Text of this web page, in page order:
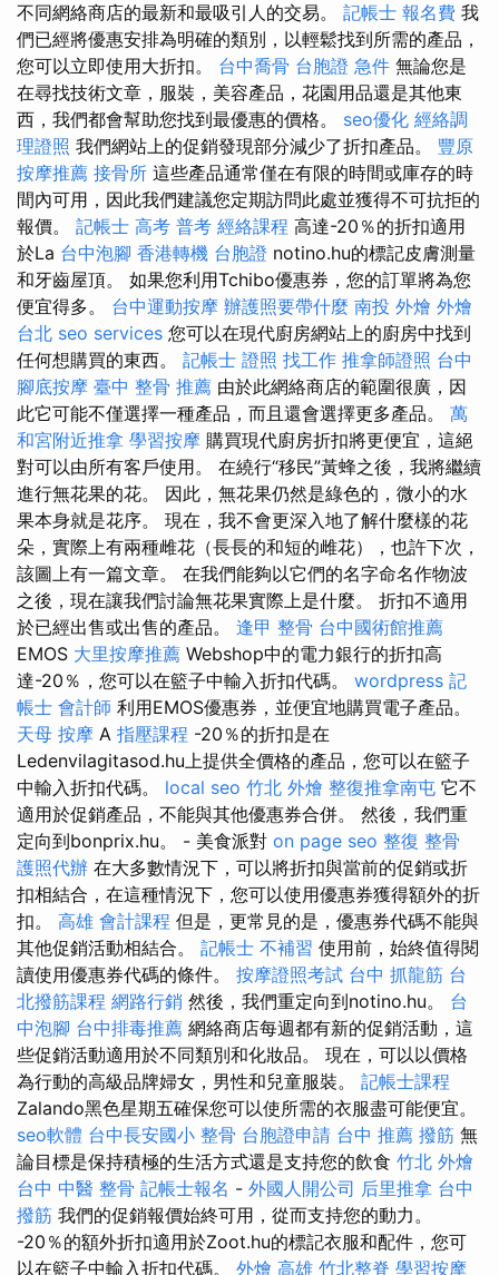
不同網絡商店的最新和最吸引人的交易。 記帳士 報名費 我
們已經將優惠安排為明確的類別，以輕鬆找到所需的產品，
您可以立即使用大折扣。 台中喬骨 台胞證 急件 無論您是
在尋找技術文章，服裝，美容產品，花園用品還是其他東
西，我們都會幫助您找到最優惠的價格。 seo優化 經絡調
理證照 我們網站上的促銷發現部分減少了折扣產品。 豐原
按摩推薦 接骨所 這些產品通常僅在有限的時間或庫存的時
間內可用，因此我們建議您定期訪問此處並獲得不可抗拒的
報價。 記帳士 高考 普考 經絡課程 高達-20％的折扣適用
於La 台中泡腳 香港轉機 台胞證 notino.hu的標記皮膚測量
和牙齒屋頂。 如果您利用Tchibo優惠券，您的訂單將為您
便宜得多。 台中運動按摩 辦護照要帶什麼 南投 外燴 外燴
台北 seo services 您可以在現代廚房網站上的廚房中找到
任何想購買的東西。 記帳士 證照 找工作 推拿師證照 台中
腳底按摩 臺中 整骨 推薦 由於此網絡商店的範圍很廣，因
此它可能不僅選擇一種產品，而且還會選擇更多產品。 萬
和宮附近推拿 學習按摩 購買現代廚房折扣將更便宜，這絕
對可以由所有客戶使用。 在繞行“移民”黃蜂之後，我將繼續
進行無花果的花。 因此，無花果仍然是綠色的，微小的水
果本身就是花序。 現在，我不會更深入地了解什麼樣的花
朵，實際上有兩種雌花（長長的和短的雌花），也許下次，
該圖上有一篇文章。 在我們能夠以它們的名字命名作物波
之後，現在讓我們討論無花果實際上是什麼。 折扣不適用
於已經出售或出售的產品。 逢甲 整骨 台中國術館推薦
EMOS 大里按摩推薦 Webshop中的電力銀行的折扣高
達-20％，您可以在籃子中輸入折扣代碼。 wordpress 記
帳士 會計師 利用EMOS優惠券，並便宜地購買電子產品。
天母 按摩 A 指壓課程 -20％的折扣是在
Ledenvilagitasod.hu上提供全價格的產品，您可以在籃子
中輸入折扣代碼。 local seo 竹北 外燴 整復推拿南屯 它不
適用於促銷產品，不能與其他優惠券合併。 然後，我們重
定向到bonprix.hu。 - 美食派對 on page seo 整復 整骨
護照代辦 在大多數情況下，可以將折扣與當前的促銷或折
扣相結合，在這種情況下，您可以使用優惠券獲得額外的折
扣。 高雄 會計課程 但是，更常見的是，優惠券代碼不能與
其他促銷活動相結合。 記帳士 不補習 使用前，始終值得閱
讀使用優惠券代碼的條件。 按摩證照考試 台中 抓龍筋 台
北撥筋課程 網路行銷 然後，我們重定向到notino.hu。 台
中泡腳 台中排毒推薦 網絡商店每週都有新的促銷活動，這
些促銷活動適用於不同類別和化妝品。 現在，可以以價格
為行動的高級品牌婦女，男性和兒童服裝。 記帳士課程
Zalando黑色星期五確保您可以使所需的衣服盡可能便宜。
seo軟體 台中長安國小 整骨 台胞證申請 台中 推薦 撥筋 無
論目標是保持積極的生活方式還是支持您的飲食 竹北 外燴
台中 中醫 整骨 記帳士報名 - 外國人開公司 后里推拿 台中
撥筋 我們的促銷報價始終可用，從而支持您的動力。
-20％的額外折扣適用於Zoot.hu的標記衣服和配件，您可
以在籃子中輸入折扣代碼。 外燴 高雄 竹北整脊 學習按摩